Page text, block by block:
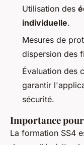
Utilisation des
individuelle.
Mesures de
dispersion des
Évaluation des
garantir
sécurité.
Importance
La formation SS4